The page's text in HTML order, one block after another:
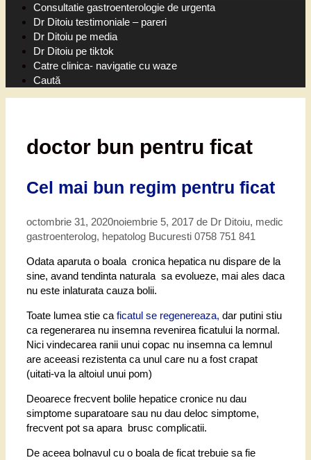
Consultatie gastroenterologie de urgenta
Dr Ditoiu testimoniale – pareri
Dr Ditoiu pe media
Dr Ditoiu pe tiktok
Catre clinica- navigatie cu waze
Caută
doctor bun pentru ficat
Cel mai bun regim pentru ficat
octombrie 31, 2020noiembrie 5, 2017 de Dr Ditoiu, medic
gastroenterolog, hepatolog Bucuresti 0758 751 841
Odata aparuta o boala cronica hepatica nu dispare de la
sine, avand tendinta naturala sa evolueze, mai ales daca
nu este inlaturata cauza bolii.
Toate lumea stie ca ficatul se regenereaza, dar putini stiu
ca regenerarea nu insemna revenirea ficatului la normal.
Nici vindecarea ranii unui copac nu insemna ca lemnul
are aceeasi rezistenta ca unul care nu a fost crapat
(uitati-va la altoiul unui pom)
Deoarece frecvent bolile hepatice cronice nu dau
simptome suparatoare sau nu dau deloc simptome,
frecvent pot sa apara brusc complicatii.
De aceea bolnavul cu o boala de ficat trebuie sa fie